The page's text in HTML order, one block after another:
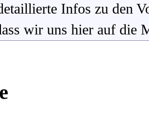
Infos zu den
wir uns hier auf die